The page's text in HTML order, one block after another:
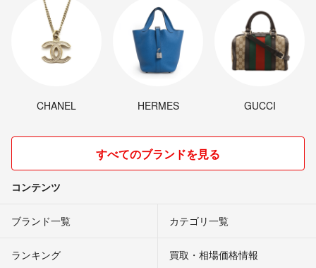
CHANEL HERMES GUCCI
すべてのブランドを見る
コンテンツ
ブランド一覧 カテゴリ一覧
ランキング 買取・相場価格情報